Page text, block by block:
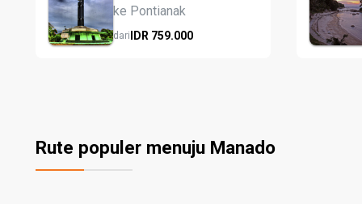
ke Pontianak
dariIDR 759.000
Rute populer menuju Manado